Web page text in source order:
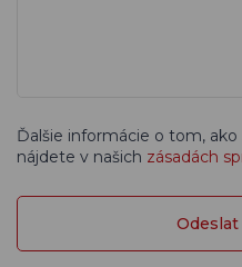
Ďalšie informácie o tom,
nájdete v našich zásadách